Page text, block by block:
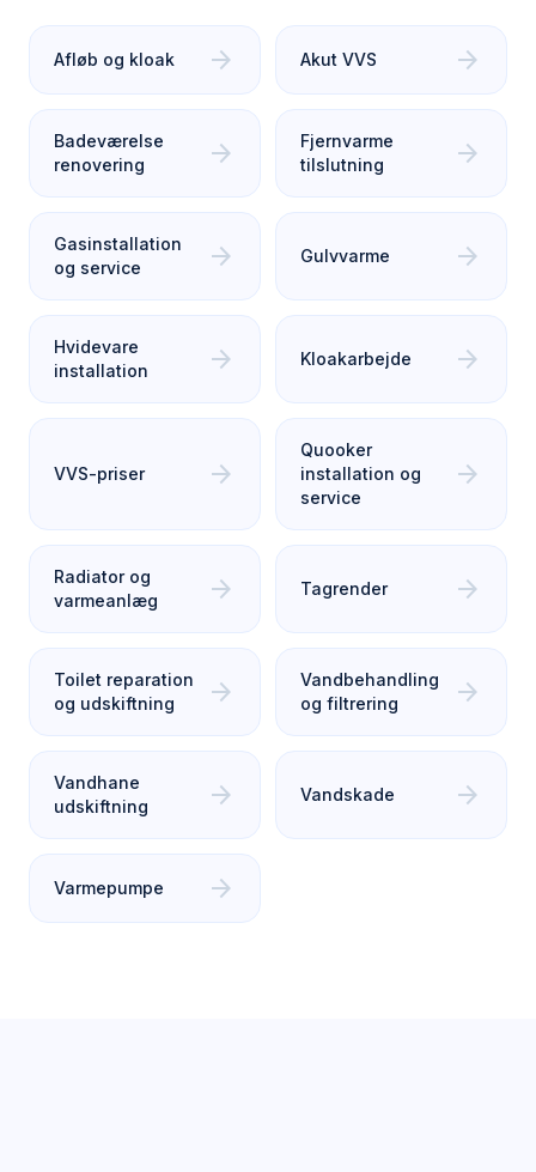
Afløb og kloak arrow_forward Akut VVS arrow_forward
Badeværelse
renovering
arrow_forward
Fjernvarme
tilslutning
arrow_forward
Gasinstallation
og service
arrow_forward Gulvvarme arrow_forward
Hvidevare
installation
arrow_forward Kloakarbejde arrow_forward
VVS-priser arrow_forward
Quooker
installation og
service
arrow_forward
Radiator og
varmeanlæg
arrow_forward Tagrender arrow_forward
Toilet reparation
og udskiftning
arrow_forward
Vandbehandling
og filtrering
arrow_forward
Vandhane
udskiftning
arrow_forward Vandskade arrow_forward
Varmepumpe arrow_forward